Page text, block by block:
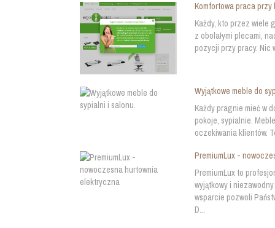
Komfortowa praca przy
Każdy, kto przez wiele
z obolałymi plecami,
pozycji przy pracy. Nic
Wyjątkowe meble do
Każdy pragnie mieć w
pokoje, sypialnie.
oczekiwania klientów.
PremiumLux -
PremiumLux to
wyjątkowy i
wsparcie pozwoli
D...